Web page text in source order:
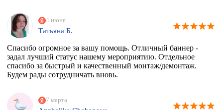
4 июня
Татьяна Б.
Спасибо огромное за вашу помощь. Отличный баннер -
задал лучший статус нашему мероприятию. Отдельное
спасибо за быстрый и качественный монтаж/демонтаж.
Будем рады сотрудничать вновь.
7 марта